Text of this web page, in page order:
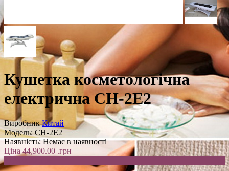
Кушетка косметологічна
електрична CH-2E2
Виробник Китай
Модель: CH-2E2
Наявність: Немає в наявності
Ціна44,900.00 .грн